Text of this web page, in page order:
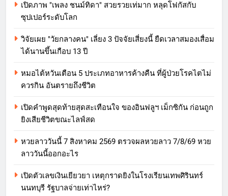
เปิดภาพ "เพลง ชนม์ทิดา" สวยรวยเท่มาก หลุดโฟกัสกับ
ซุปเปอร์ระดับโลก
วิจัยเผย "วัยกลางคน" เลี่ยง 3 ปัจจัยเสี่ยงนี้ ยืดเวลาสมองเสื่อม
ได้นานขึ้นเกือบ 13 ปี
หมอไต้หวันเตือน 5 ประเภทอาหารค้างคืน ที่ผู้ป่วยโรคไตไม่
ควรกิน อันตรายถึงชีวิต
เปิดคำพูดสุดท้ายสุดสะเทือนใจ ของอินฟลูฯ เม็กซิกัน ก่อนถูก
ยิงเสียชีวิตขณะไลฟ์สด
หวยลาววันนี้ 7 สิงหาคม 2569 ตรวจผลหวยลาว 7/8/69 หวย
ลาววันนี้ออกอะไร
เปิดตัวเลขเงินเยียวยา เหตุกราดยิงในโรงเรียนเทพศิรินทร์
นนทบุรี รัฐบาลจ่ายเท่าไหร่?